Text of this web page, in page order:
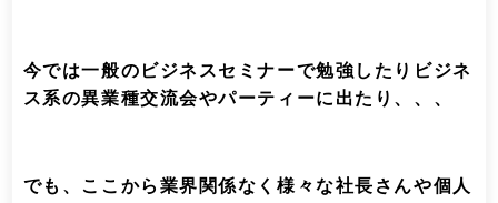
今では一般のビジネスセミナーで勉強したりビジネ
ス系の異業種交流会やパーティーに出たり、、、
でも、ここから業界関係なく様々な社長さんや個人